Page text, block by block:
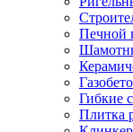
Печной
Гибкие
Плитка